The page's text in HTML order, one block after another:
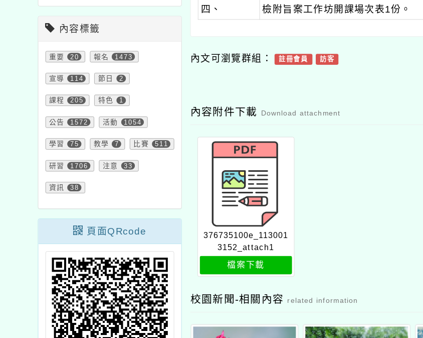
內容標籤
重要 20 報名 1473
宣導 114 節日 2
課程 205 特色 1
公告 1572 活動 1054
學習 75 教學 7 比賽 511
研習 1706 注意 33
資訊 38
頁面QRcode
四、 檢附旨案工作坊開課場次表1份。
內文可瀏覽群組： 註冊會員 訪客
內容附件下載 Download attachment
376735100e_113001
3152_attach1
檔案下載
校園新聞-相關內容 related information